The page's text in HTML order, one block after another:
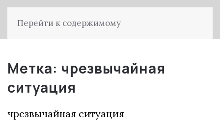
Перейти к содержимому
Метка: чрезвычайная
ситуация
чрезвычайная ситуация